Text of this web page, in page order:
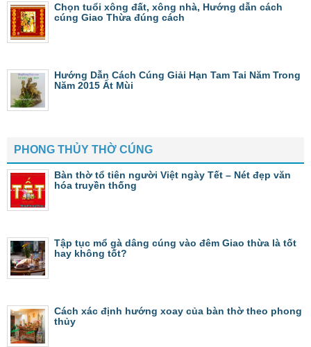
Chọn tuổi xông đất, xông nhà, Hướng dẫn cách
cúng Giao Thừa đúng cách
Hướng Dẫn Cách Cúng Giải Hạn Tam Tai Năm Trong
Năm 2015 Ất Mùi
PHONG THỦY THỜ CÚNG
Bàn thờ tổ tiên người Việt ngày Tết – Nét đẹp văn
hóa truyền thống
Tập tục mổ gà dâng cúng vào đêm Giao thừa là tốt
hay không tốt?
Cách xác định hướng xoay của bàn thờ theo phong
thủy